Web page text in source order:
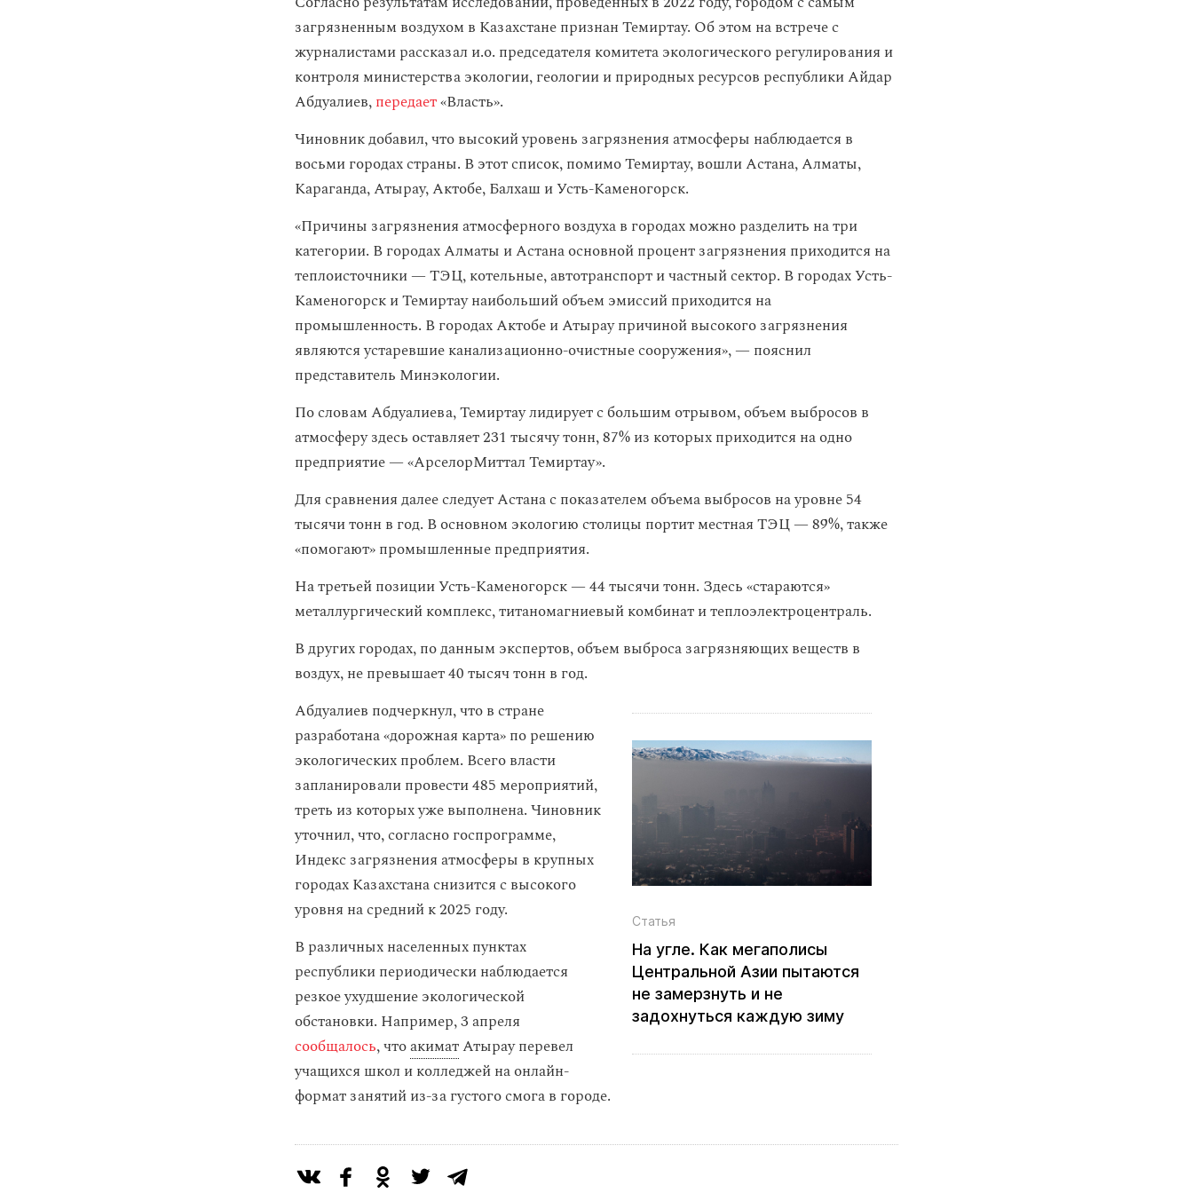
загрязненным воздухом в Казахстане признан Темиртау. Об этом на встрече с
журналистами рассказал и.о. председателя комитета экологического регулирования и
контроля министерства экологии, геологии и природных ресурсов республики Айдар
Абдуалиев,передает«Власть».
Чиновник добавил, что высокий уровень загрязнения атмосферы наблюдается в
восьми городах страны. В этот список, помимо Темиртау, вошли Астана, Алматы,
Караганда, Атырау, Актобе, Балхаш и Усть-Каменогорск.
«Причины загрязнения атмосферного воздуха в городах можно разделить на три
категории. В городах Алматы и Астана основной процент загрязнения приходится на
теплоисточники — ТЭЦ, котельные, автотранспорт и частный сектор. В городах Усть-
Каменогорск и Темиртау наибольший объем эмиссий приходится на
промышленность. В городах Актобе и Атырау причиной высокого загрязнения
являются устаревшие канализационно-очистные сооружения», — пояснил
представитель Минэкологии.
По словам Абдуалиева, Темиртау лидирует с большим отрывом, объем выбросов в
атмосферу здесь оставляет 231 тысячу тонн, 87% из которых приходится на одно
предприятие — «АрселорМиттал Темиртау».
Для сравнения далее следует Астана с показателем объема выбросов на уровне 54
тысячи тонн в год. В основном экологию столицы портит местная ТЭЦ — 89%, также
«помогают» промышленные предприятия.
На третьей позиции Усть-Каменогорск — 44 тысячи тонн. Здесь «стараются»
металлургический комплекс, титаномагниевый комбинат и теплоэлектроцентраль.
В других городах, по данным экспертов, объем выброса загрязняющих веществ в
воздух, не превышает 40 тысяч тонн в год.
Статья
На угле. Как мегаполисы
Центральной Азии пытаются
не замерзнуть и не
задохнуться каждую зиму
Абдуалиев подчеркнул, что в стране
разработана «дорожная карта» по решению
экологических проблем. Всего власти
запланировали провести 485 мероприятий,
треть из которых уже выполнена. Чиновник
уточнил, что, согласно госпрограмме,
Индекс загрязнения атмосферы в крупных
городах Казахстана снизится с высокого
уровня на средний к 2025 году.
В различных населенных пунктах
республики периодически наблюдается
резкое ухудшение экологической
обстановки. Например, 3 апреля
сообщалось, чтоакиматАтырау перевел
учащихся школ и колледжей на онлайн-
формат занятий из-за густого смога в городе.